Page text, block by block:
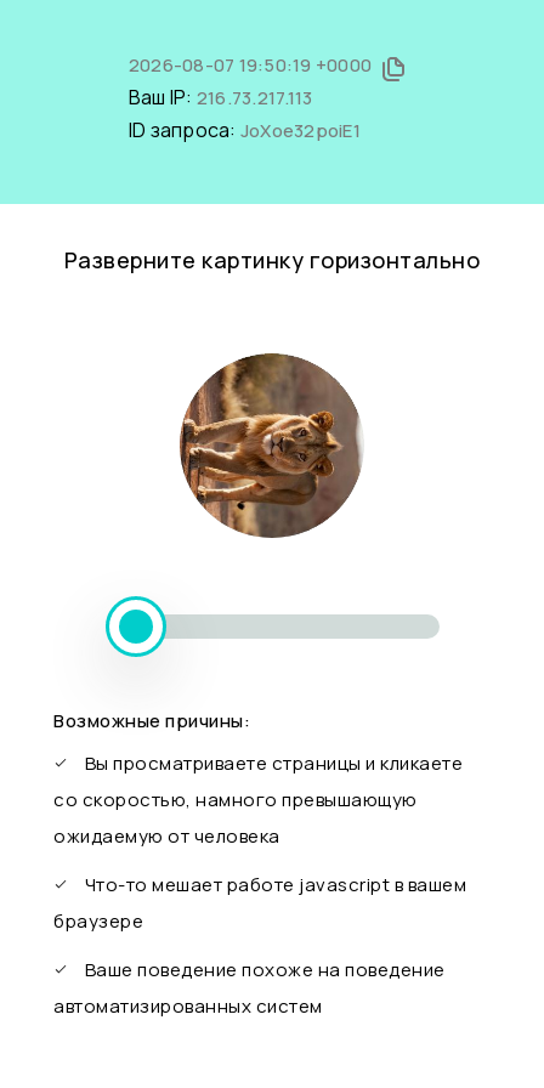
2026-08-07 19:50:19 +0000
Ваш IP: 216.73.217.113
ID запроса: JoXoe32poiE1
Разверните картинку горизонтально
Возможные причины:
Вы просматриваете страницы и кликаете
со скоростью, намного превышающую
ожидаемую от человека
Что-то мешает работе javascript в вашем
браузере
Ваше поведение похоже на поведение
автоматизированных систем